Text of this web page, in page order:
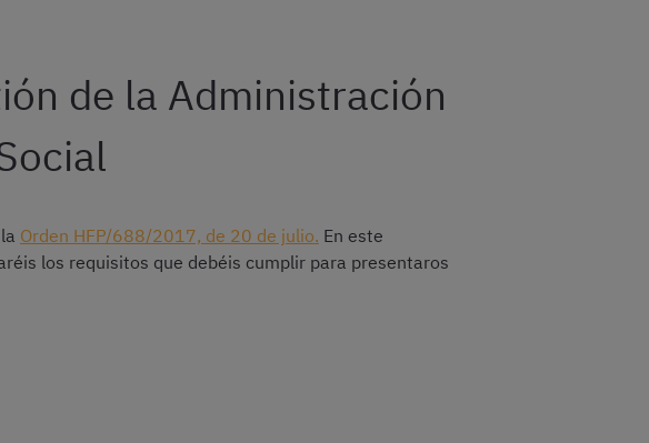
de la Administración
Orden HFP/688/2017, de 20 de julio. En este
los requisitos que debéis cumplir para presentaros